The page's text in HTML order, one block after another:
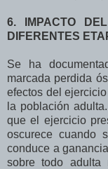
6. IMPACTO
DIFERENTES
Se ha
marcada perdida
efectos del
la población
que el ejercicio
oscurece cuando
conduce a
sobre todo adulta